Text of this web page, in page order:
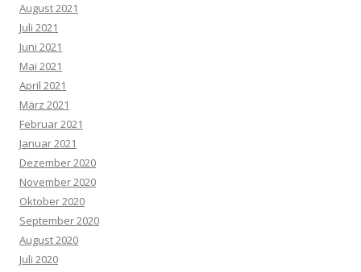
August 2021
Juli 2021
Juni 2021
Mai 2021
April 2021
März 2021
Februar 2021
Januar 2021
Dezember 2020
November 2020
Oktober 2020
September 2020
August 2020
Juli 2020